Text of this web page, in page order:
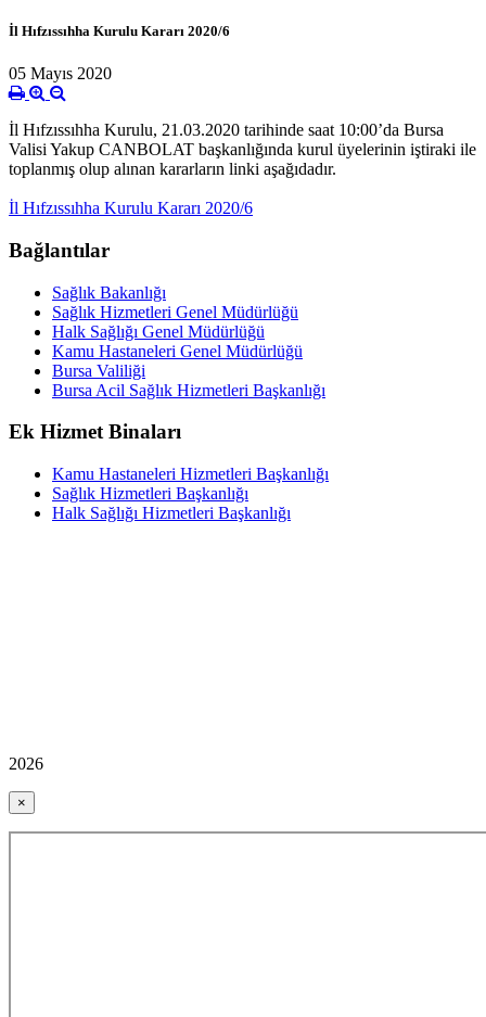
İl Hıfzıssıhha Kurulu Kararı 2020/6
05 Mayıs 2020
İl Hıfzıssıhha Kurulu, 21.03.2020 tarihinde saat 10:00’da Bursa
Valisi Yakup CANBOLAT başkanlığında kurul üyelerinin iştiraki ile
toplanmış olup alınan kararların linki aşağıdadır.
İl Hıfzıssıhha Kurulu Kararı 2020/6
Bağlantılar
Sağlık Bakanlığı
Sağlık Hizmetleri Genel Müdürlüğü
Halk Sağlığı Genel Müdürlüğü
Kamu Hastaneleri Genel Müdürlüğü
Bursa Valiliği
Bursa Acil Sağlık Hizmetleri Başkanlığı
Ek Hizmet Binaları
Kamu Hastaneleri Hizmetleri Başkanlığı
Sağlık Hizmetleri Başkanlığı
Halk Sağlığı Hizmetleri Başkanlığı
2026
×